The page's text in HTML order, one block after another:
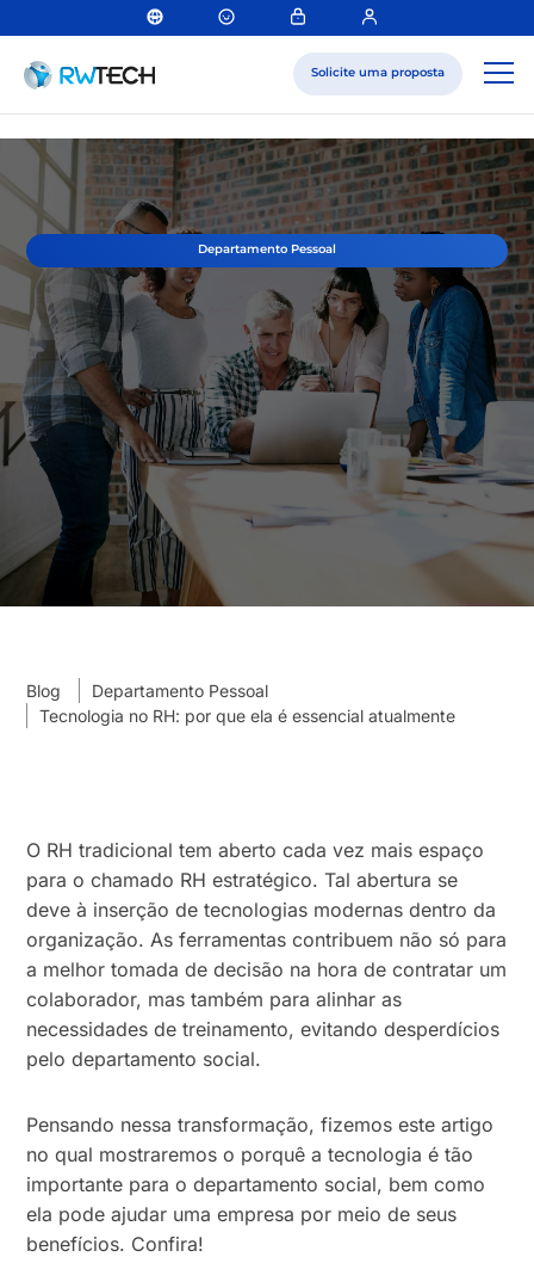
Solicite uma proposta
Departamento Pessoal
Blog
Departamento Pessoal
Tecnologia no RH: por que ela é essencial atualmente
O RH tradicional tem aberto cada vez mais espaço
para o chamado RH estratégico. Tal abertura se
deve à inserção de tecnologias modernas dentro da
organização. As ferramentas contribuem não só para
a melhor tomada de decisão na hora de contratar um
colaborador, mas também para alinhar as
necessidades de treinamento, evitando desperdícios
pelo departamento social.
Pensando nessa transformação, fizemos este artigo
no qual mostraremos o porquê a tecnologia é tão
importante para o departamento social, bem como
ela pode ajudar uma empresa por meio de seus
benefícios. Confira!